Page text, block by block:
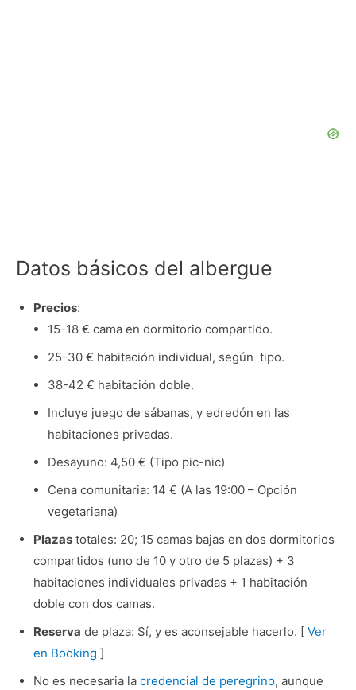
Datos básicos del albergue
Precios:
15-18 € cama en dormitorio compartido.
25-30 € habitación individual, según tipo.
38-42 € habitación doble.
Incluye juego de sábanas, y edredón en las
habitaciones privadas.
Desayuno: 4,50 € (Tipo pic-nic)
Cena comunitaria: 14 € (A las 19:00 – Opción
vegetariana)
Plazastotales: 20; 15 camas bajas en dos dormitorios
compartidos (uno de 10 y otro de 5 plazas) + 3
habitaciones individuales privadas + 1 habitación
doble con dos camas.
Reserva de plaza: Sí, y es aconsejable hacerlo. [ Ver
en Booking ]
No es necesaria la credencial de peregrino, aunque